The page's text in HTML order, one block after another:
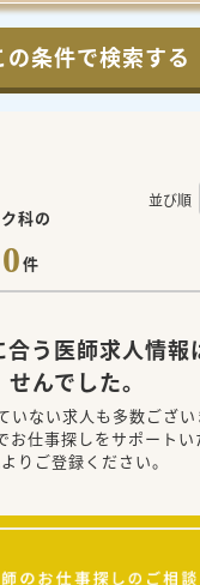
の条件で検索する
科の
0件
並び順
う医師求人情報
せんでした。
いない求人も多数ござい
お仕事探しをサポート
りご登録ください。